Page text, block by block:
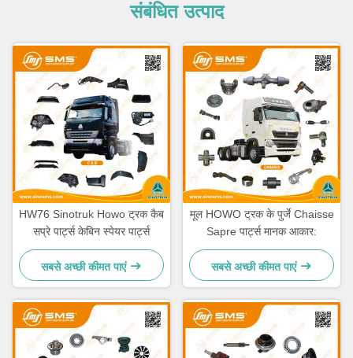
संबंधित उत्पाद
HW76 Sinotruk Howo ट्रक कैब
सप्रे पार्ट्स केबिन स्पेयर पार्ट्स
सबसे अच्छी कीमत पाएं
मूल HOWO ट्रक के पुर्जे Chaisse
Sapre पार्ट्स मानक आकार:
सबसे अच्छी कीमत पाएं